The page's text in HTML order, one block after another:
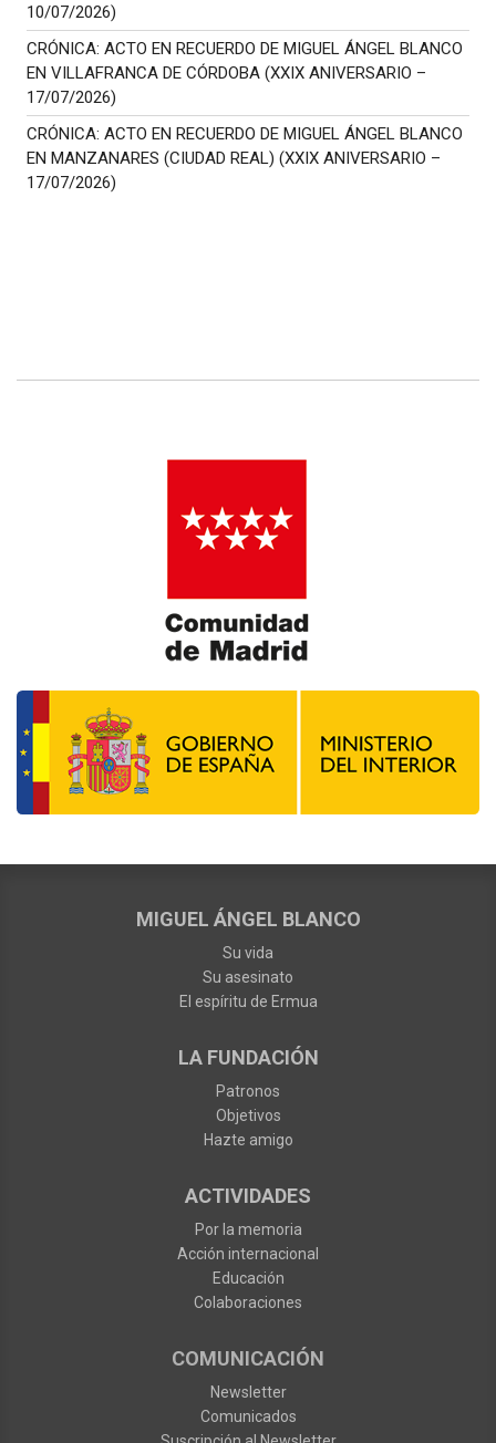
10/07/2026)
CRÓNICA: ACTO EN RECUERDO DE MIGUEL ÁNGEL BLANCO
EN VILLAFRANCA DE CÓRDOBA (XXIX ANIVERSARIO –
17/07/2026)
CRÓNICA: ACTO EN RECUERDO DE MIGUEL ÁNGEL BLANCO
EN MANZANARES (CIUDAD REAL) (XXIX ANIVERSARIO –
17/07/2026)
MIGUEL ÁNGEL BLANCO
Su vida
Su asesinato
El espíritu de Ermua
LA FUNDACIÓN
Patronos
Objetivos
Hazte amigo
ACTIVIDADES
Por la memoria
Acción internacional
Educación
Colaboraciones
COMUNICACIÓN
Newsletter
Comunicados